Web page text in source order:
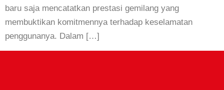
baru saja mencatatkan prestasi gemilang yang
membuktikan komitmennya terhadap keselamatan
penggunanya. Dalam […]